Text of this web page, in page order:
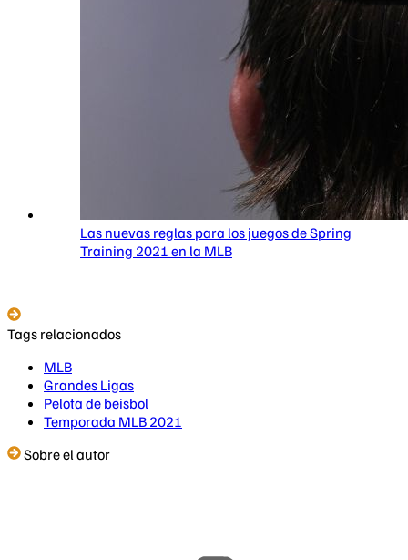
Las nuevas reglas para los juegos de Spring
Training 2021 en la MLB
Tags relacionados
MLB
Grandes Ligas
Pelota de beisbol
Temporada MLB 2021
Sobre el autor